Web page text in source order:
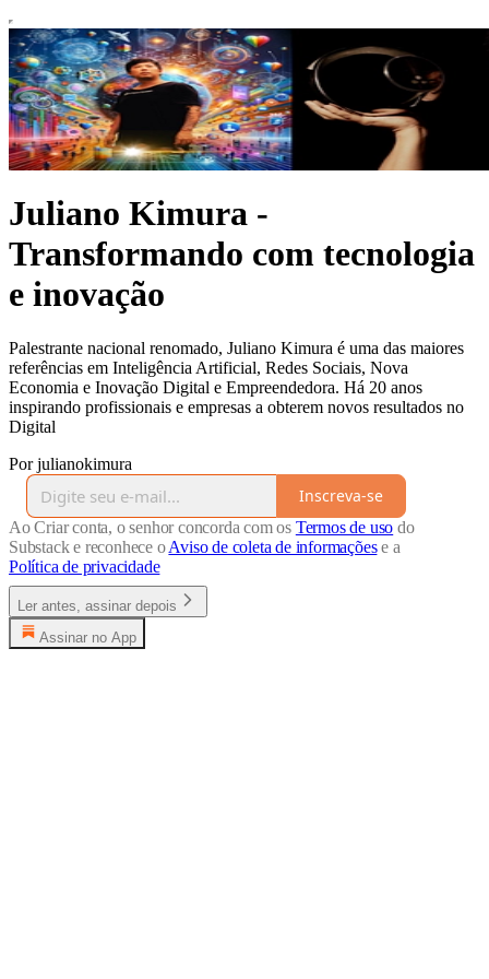
Juliano Kimura -
Transformando com tecnologia
e inovação
Palestrante nacional renomado, Juliano Kimura é uma das maiores
referências em Inteligência Artificial, Redes Sociais, Nova
Economia e Inovação Digital e Empreendedora. Há 20 anos
inspirando profissionais e empresas a obterem novos resultados no
Digital
Por julianokimura
Inscreva-se
Ao Criar conta, o senhor concorda com os Termos de uso do
Substack e reconhece oAviso de coleta de informaçõese a
Política de privacidade
Ler antes, assinar depois
Assinar no App